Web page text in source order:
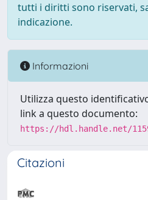
tutti i diritti sono riservati,
indicazione.
Informazioni
Utilizza questo
link a questo documento:
https://hdl.handle.net/
Citazioni